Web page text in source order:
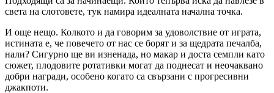
света на слотовете, тук намира идеалната начална точка.
И още нещо. Колкото и да говорим за удоволствие от играта,
истината е, че повечето от нас се борят и за щедрата печалба,
нали? Сигурно ще ви изненада, но макар и доста семпли като
сюжет, плодовите ротативки могат да поднесат и неочаквано
добри награди, особено когато са свързани с прогресивни
джакпоти.